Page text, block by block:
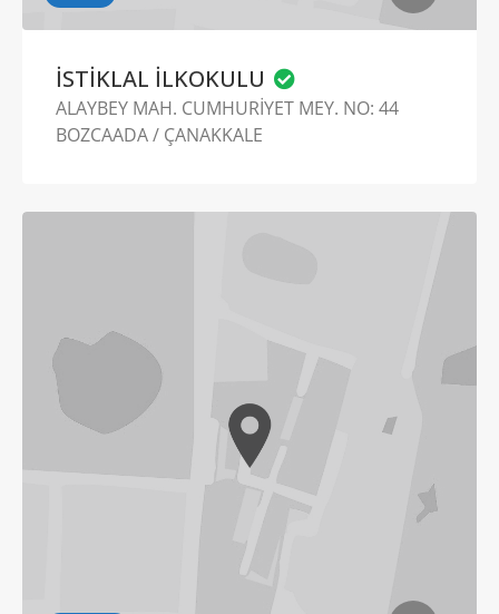
İSTİKLAL İLKOKULU
ALAYBEY MAH. CUMHURİYET MEY. NO: 44
BOZCAADA / ÇANAKKALE